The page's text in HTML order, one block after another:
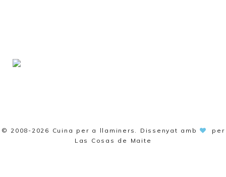
© 2008-2026 Cuina per a llaminers . Dissenyat amb
per
Las Cosas de Maite